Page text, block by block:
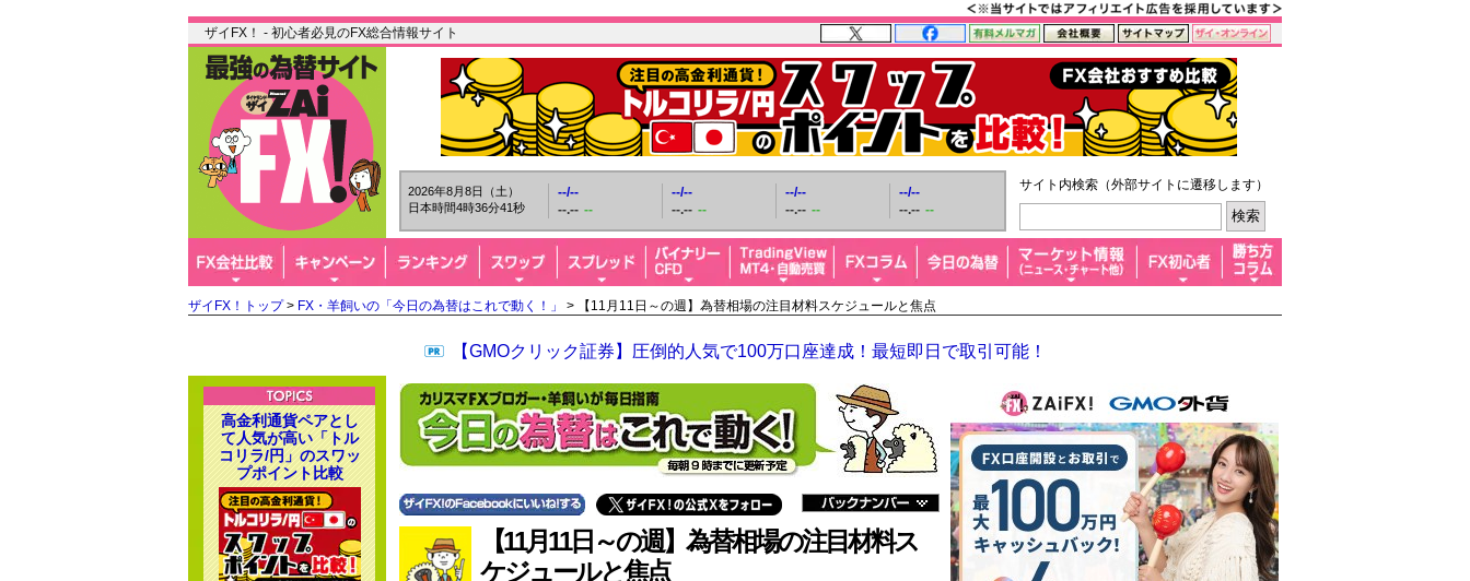
ザイFX！ - 初心者必見のFX総合情報サイト
2026年8月8日（土）
日本時間4時36分42秒
--/--
--.-- --
--/--
--.-- --
--/--
--.-- --
--/--
--.-- --
サイト内検索（外部サイトに遷移します）
ザイFX！トップ> FX・羊飼いの「今日の為替はこれで動く！」 > 【11月11日～の週】為替相場の注目材料スケジュールと焦点
【GMOクリック証券】圧倒的人気で100万口座達成！最短即日で取引可能！
【11月11日～の週】為替相場の注目材料ス
ケジュールと焦点
高金利通貨ペアとし
て人気が高い「トル
コリラ/円」のスワッ
プポイント比較